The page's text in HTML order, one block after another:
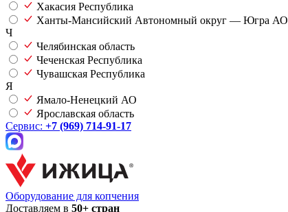
Хакасия Республика
Ханты-Мансийский Автономный округ — Югра АО
Ч
Челябинская область
Чеченская Республика
Чувашская Республика
Я
Ямало-Ненецкий АО
Ярославская область
Сервис: +7 (969) 714-91-17
Оборудование для копчения
Доставляем в 50+ стран